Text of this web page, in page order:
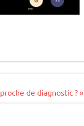
de diagnostic ? »